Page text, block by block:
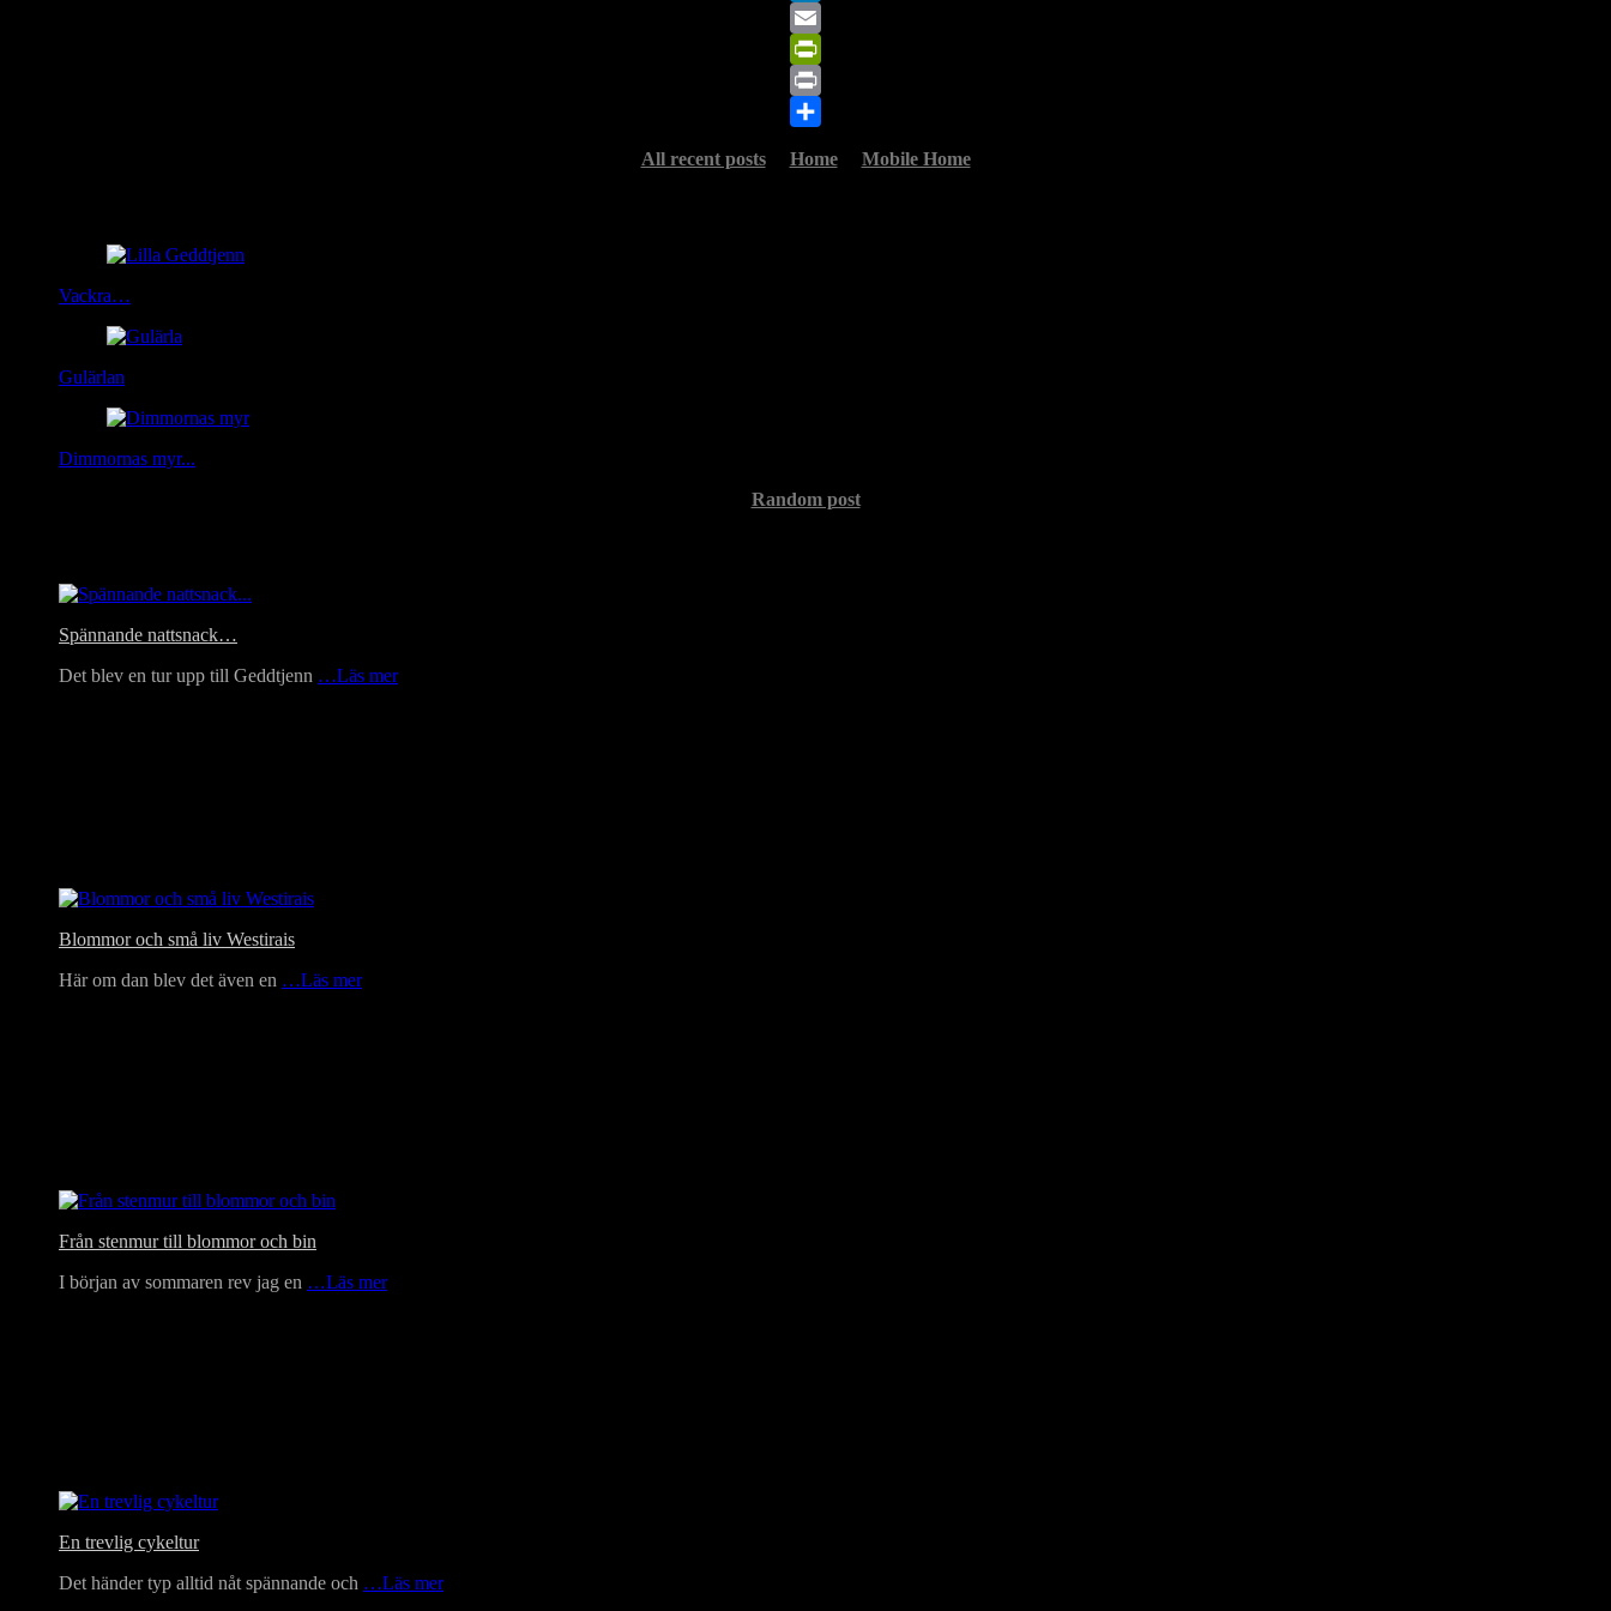
LinkedIn
Email
PrintFriendly
Print
All recent posts
Home Mobile Home
Vackra…
Gulärlan
Dimmornas myr...
Random post
Spännande nattsnack…
Det blev en tur upp till Geddtjenn …Läs mer
Blommor och små liv Westirais
Här om dan blev det även en …Läs mer
Från stenmur till blommor och bin
I början av sommaren rev jag en …Läs mer
En trevlig cykeltur
Det händer typ alltid nåt spännande och …Läs mer